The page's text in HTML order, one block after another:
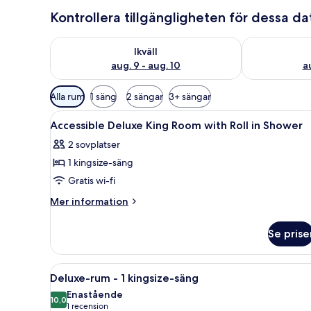
Kontrollera tillgängligheten för dessa
Ikväll
aug. 9 - aug. 10
Kontrollera tillgängligheten för ikväll aug. 9 - aug. 10
Kontrollera
Tillgängliga
filter
för
Alla rum 1 säng 2 sängar 3+ sängar
Öppna
alla
foton
för
Accessible
Deluxe
with
Roll
in
Shower
Sängtillbehör av högsta
7
Accessible Deluxe King Room with Roll in Shower
2 sovplatser
1 kingsize-säng
Gratis wi-fi
Mer information
Mer
Deluxe
King
Room
with
Roll
Se
Öppna
alla
foton
Ett hotellrum med en stor
12
Deluxe-rum - 1 kingsize-säng
10,010,0 av 10
Enastående
1 recension
(1 recension)